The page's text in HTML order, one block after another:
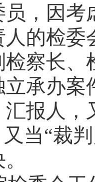
员，因
的检委
察长
承办
报人
又当“裁